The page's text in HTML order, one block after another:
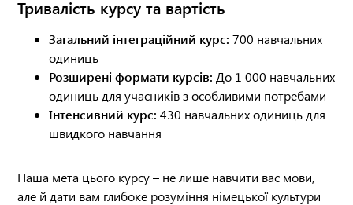
Тривалість курсу та вартість
Загальний інтеграційний курс: 700 навчальних
одиниць
Розширені формати курсів: До 1 000 навчальних
одиниць для учасників з особливими потребами
Інтенсивний курс: 430 навчальних одиниць для
швидкого навчання
Наша мета цього курсу – не лише навчити вас мови,
але й дати вам глибоке розуміння німецької культури